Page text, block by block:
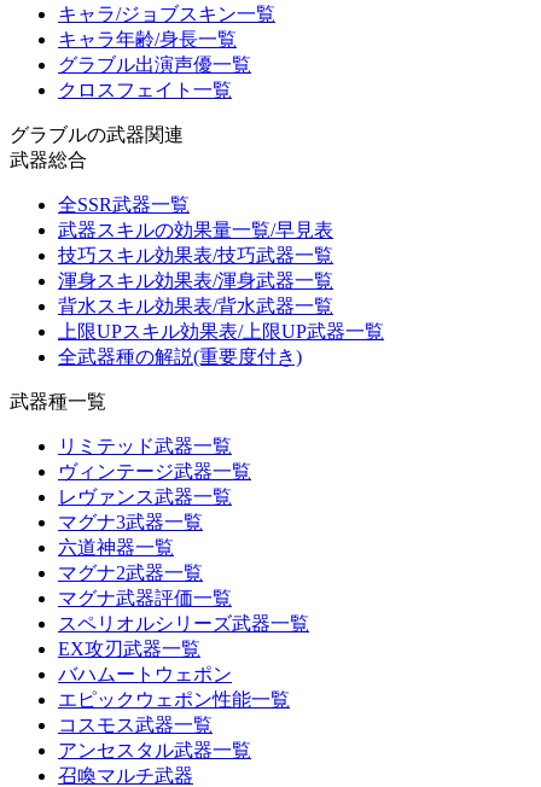
キャラ/ジョブスキン一覧
キャラ年齢/身長一覧
グラブル出演声優一覧
クロスフェイト一覧
グラブルの武器関連
武器総合
全SSR武器一覧
武器スキルの効果量一覧/早見表
技巧スキル効果表/技巧武器一覧
渾身スキル効果表/渾身武器一覧
背水スキル効果表/背水武器一覧
上限UPスキル効果表/上限UP武器一覧
全武器種の解説(重要度付き)
武器種一覧
リミテッド武器一覧
ヴィンテージ武器一覧
レヴァンス武器一覧
マグナ3武器一覧
六道神器一覧
マグナ2武器一覧
マグナ武器評価一覧
スペリオルシリーズ武器一覧
EX攻刃武器一覧
バハムートウェポン
エピックウェポン性能一覧
コスモス武器一覧
アンセスタル武器一覧
召喚マルチ武器